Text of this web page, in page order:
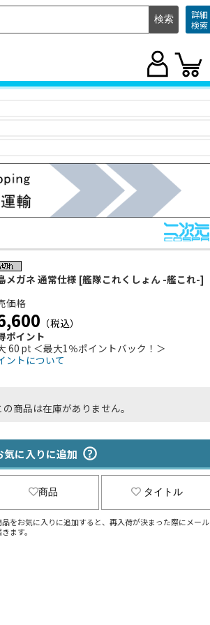
詳細
検索
メガネ 通常仕様 [艦隊これくしょん -艦これ-]
価格
（税込）
ポイント
60 pt ＜最大1％ポイントバック！＞
ントについて
の商品は在庫がありません。
気に入りに追加
商品 タイトル
をお気に入りに追加すると、再入荷が決まった際にメール
ます。